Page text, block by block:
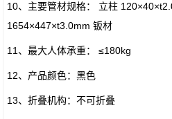
10、主要管材规格： 立柱
1654×447×t3.0mm 钣材
11、最大人体承重： ≤180kg
12、产品颜色：黑色
13、折叠机构：不可折叠